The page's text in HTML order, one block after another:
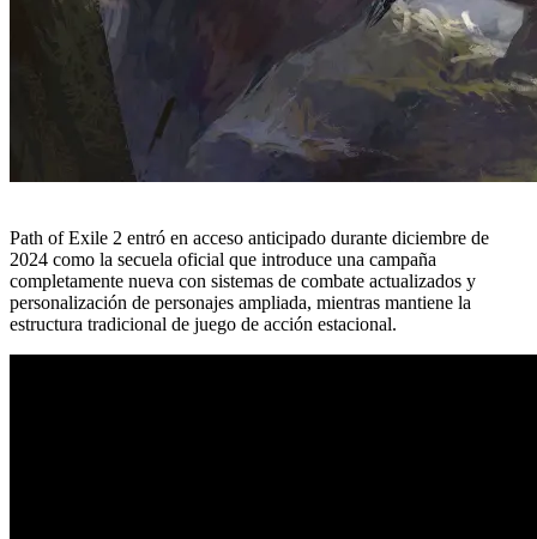
Path of Exile 2 entró en acceso anticipado durante diciembre de
2024 como la secuela oficial que introduce una campaña
completamente nueva con sistemas de combate actualizados y
personalización de personajes ampliada, mientras mantiene la
estructura tradicional de juego de acción estacional.